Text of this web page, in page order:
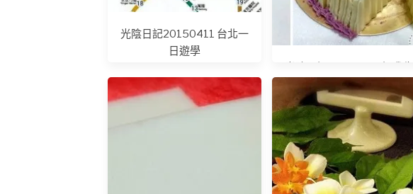
光陰日記20150411 台北一
日遊學
日快樂